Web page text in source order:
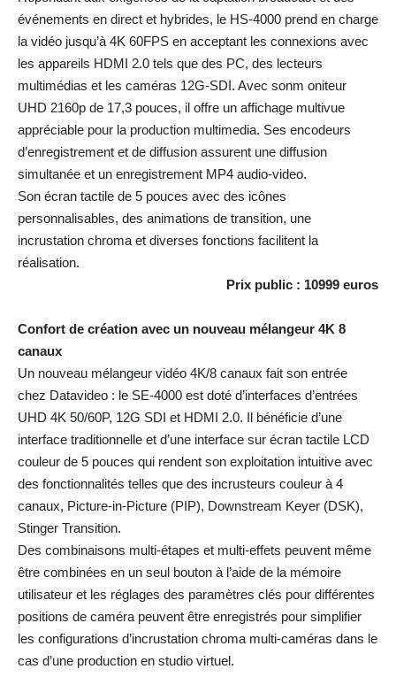
événements en direct et hybrides, le HS-4000 prend en charge
la vidéo jusqu’à 4K 60FPS en acceptant les connexions avec
les appareils HDMI 2.0 tels que des PC, des lecteurs
multimédias et les caméras 12G-SDI. Avec sonm oniteur
UHD 2160p de 17,3 pouces, il offre un affichage multivue
appréciable pour la production multimedia. Ses encodeurs
d’enregistrement et de diffusion assurent une diffusion
simultanée et un enregistrement MP4 audio-video.
Son écran tactile de 5 pouces avec des icônes
personnalisables, des animations de transition, une
incrustation chroma et diverses fonctions facilitent la
réalisation.
Prix public : 10999 euros
Confort de création avec un nouveau mélangeur 4K 8
canaux
Un nouveau mélangeur vidéo 4K/8 canaux fait son entrée
chez Datavideo : le SE-4000 est doté d’interfaces d’entrées
UHD 4K 50/60P, 12G SDI et HDMI 2.0. Il bénéficie d’une
interface traditionnelle et d’une interface sur écran tactile LCD
couleur de 5 pouces qui rendent son exploitation intuitive avec
des fonctionnalités telles que des incrusteurs couleur à 4
canaux, Picture-in-Picture (PIP), Downstream Keyer (DSK),
Stinger Transition.
Des combinaisons multi-étapes et multi-effets peuvent même
être combinées en un seul bouton à l’aide de la mémoire
utilisateur et les réglages des paramètres clés pour différentes
positions de caméra peuvent être enregistrés pour simplifier
les configurations d’incrustation chroma multi-caméras dans le
cas d’une production en studio virtuel.